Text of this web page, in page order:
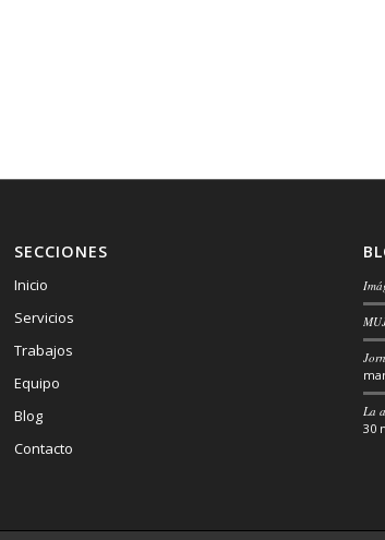
SECCIONES
Inicio
Servicios
Trabajos
Equipo
Blog
Contacto
La
30